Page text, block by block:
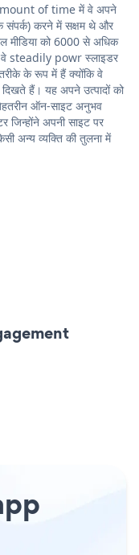
of time में वे अपने
संपर्क) करने में सक्षम थे और
को 6000 से अधिक
वे steadily powr स्लाइडर
के रूप में हैं क्योंकि वे
हैं। यह अपने उत्पादों को
ऑन-साइट अनुभव
जिन्होंने अपनी साइट पर
अन्य व्यक्ति की तुलना में